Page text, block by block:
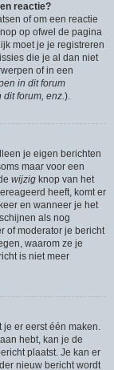
reactie?
of om een reactie
op ofwel de pagina
moet je je registreren
die je al dan niet
of in een
in dit forum
forum, enz.).
je eigen berichten
maar voor een
wijzig knop van het
heeft, komt er
en wanneer je het
als nog
of moderator je bericht
waarom ze je
is niet meer
je er eerst één maken.
hebt, kan je de
plaatst. Je kan er
nieuw bericht wordt